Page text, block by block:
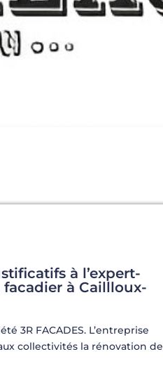
à l’expert-
à Caillloux-
3R FACADES. L’entreprise
collectivités la rénovation de